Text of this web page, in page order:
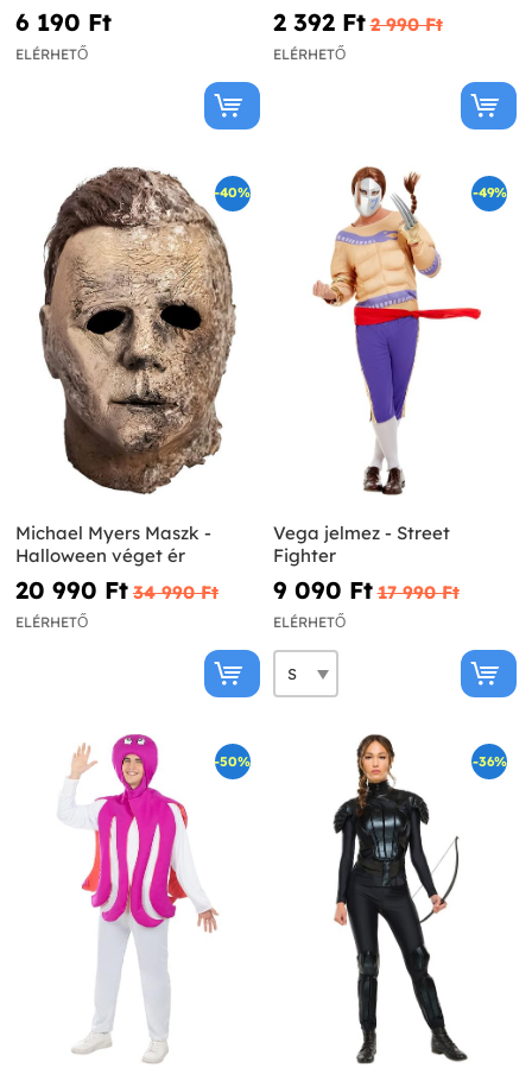
6 190 Ft‎
ELÉRHETŐ
2 392 Ft‎ 2 990 Ft‎
ELÉRHETŐ
-40%
Michael Myers Maszk -
Halloween véget ér
20 990 Ft‎ 34 990 Ft‎
ELÉRHETŐ
-49%
Vega jelmez - Street
Fighter
9 090 Ft‎ 17 990 Ft‎
ELÉRHETŐ
-50% -36%